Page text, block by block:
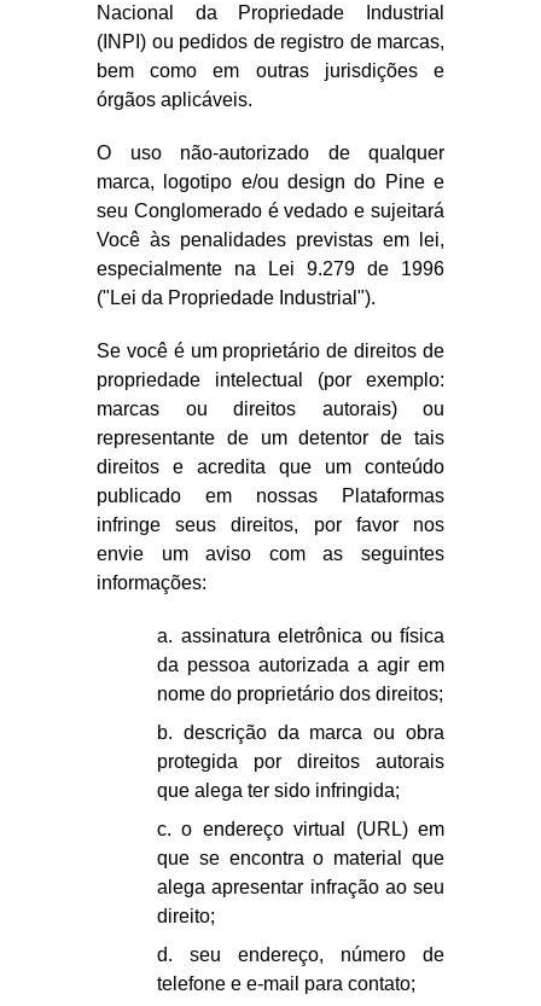
Nacional da Propriedade Industrial
(INPI) ou pedidos de registro de marcas,
bem como em outras jurisdições e
órgãos aplicáveis.
O uso não-autorizado de qualquer
marca, logotipo e/ou design do Pine e
seu Conglomerado é vedado e sujeitará
Você às penalidades previstas em lei,
especialmente na Lei 9.279 de 1996
("Lei da Propriedade Industrial").
Se você é um proprietário de direitos de
propriedade intelectual (por exemplo:
marcas ou direitos autorais) ou
representante de um detentor de tais
direitos e acredita que um conteúdo
publicado em nossas Plataformas
infringe seus direitos, por favor nos
envie um aviso com as seguintes
informações:
a. assinatura eletrônica ou física
da pessoa autorizada a agir em
nome do proprietário dos direitos;
b. descrição da marca ou obra
protegida por direitos autorais
que alega ter sido infringida;
c. o endereço virtual (URL) em
que se encontra o material que
alega apresentar infração ao seu
direito;
d. seu endereço, número de
telefone e e-mail para contato;